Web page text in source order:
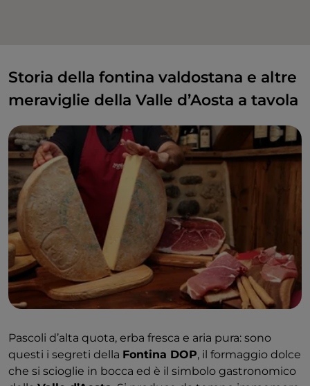
Storia della fontina valdostana e altre
meraviglie della Valle d’Aosta a tavola
Pascoli d’alta quota, erba fresca e aria pura: sono
questi i segreti della Fontina DOP, il formaggio dolce
che si scioglie in bocca ed è il simbolo gastronomico